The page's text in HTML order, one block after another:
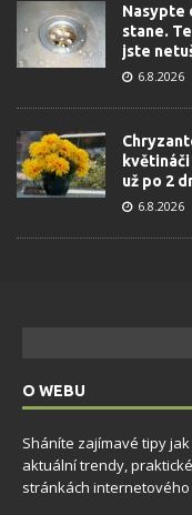
Nasypte
stane.
jste
6.8.2026
už po 2
6.8.2026
O WEBU
Sháníte zajímavé tipy
aktuální trendy,
stránkách